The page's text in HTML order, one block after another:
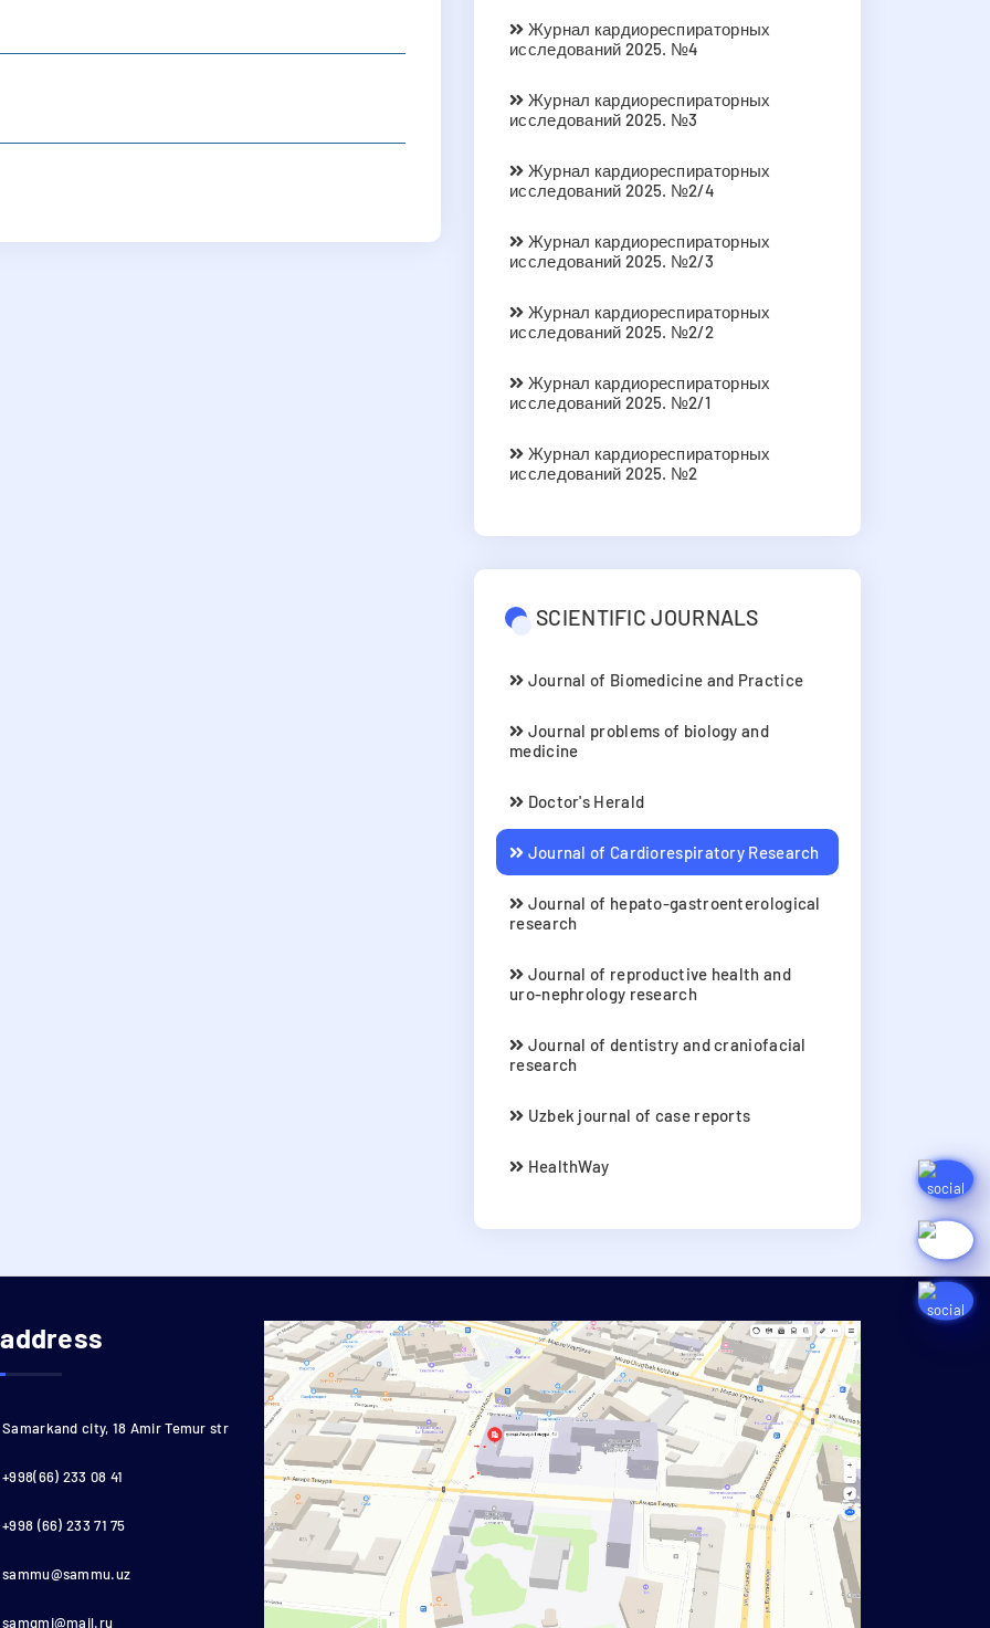
Журнал кардиореспираторных
исследований 2025. №4
Журнал кардиореспираторных
исследований 2025. №3
Журнал кардиореспираторных
исследований 2025. №2/4
Журнал кардиореспираторных
исследований 2025. №2/3
Журнал кардиореспираторных
исследований 2025. №2/2
Журнал кардиореспираторных
исследований 2025. №2/1
Журнал кардиореспираторных
исследований 2025. №2
SCIENTIFIC JOURNALS
Journal of Biomedicine and Practice
Journal problems of biology and
medicine
Doctor's Herald
Journal of Cardiorespiratory Research
Journal of hepato-gastroenterological
research
Journal of reproductive health and
uro-nephrology research
Journal of dentistry and craniofacial
research
Uzbek journal of case reports
HealthWay
Samarkand city, 18 Amir Temur str
+998(66) 233 08 41
+998 (66) 233 71 75
sammu@sammu.uz
samgmi@mail.ru